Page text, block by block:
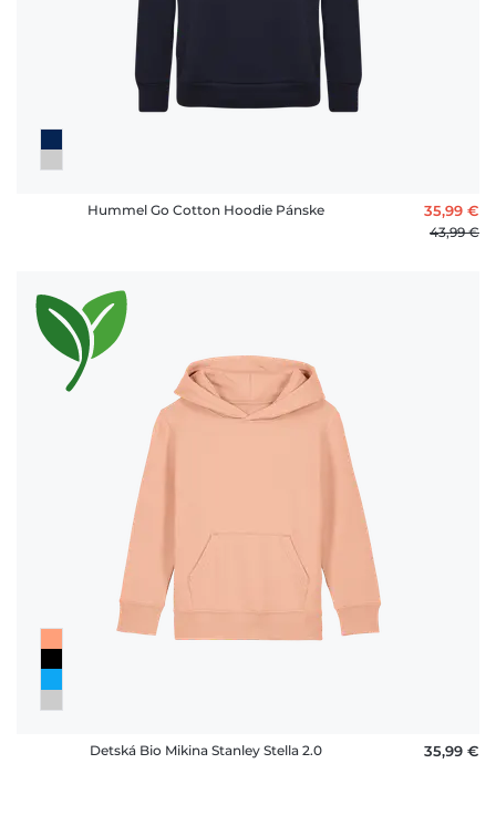
Hummel Go Cotton Hoodie Pánske 35,99 €
43,99 €
Detská Bio Mikina Stanley Stella 2.0 35,99 €